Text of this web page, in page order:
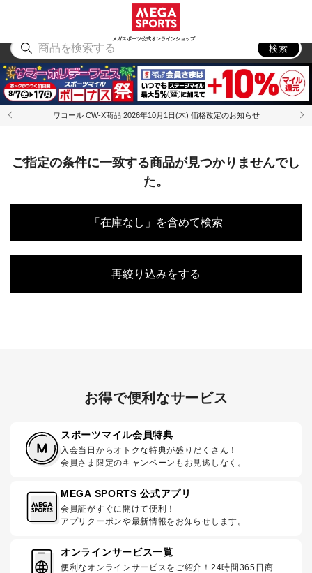
メガスポーツ公式オンラインショップ
アウトドア
検索
ワコール CW-X商品 2026年10月1日(木) 価格改定のお知らせ
ご指定の条件に一致する商品が見つかりませんでし
た。
「在庫なし」を含めて検索
再絞り込みをする
お得で便利なサービス
スポーツマイル会員特典
入会当日からオトクな特典が盛りだくさん！
会員さま限定のキャンペーンもお見逃しなく。
MEGA SPORTS 公式アプリ
会員証がすぐに開けて便利！
アプリクーポンや最新情報をお知らせします。
オンラインサービス一覧
便利なオンラインサービスをご紹介！24時間365日商